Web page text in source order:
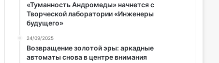
«Туманность Андромеды» начнется с
Творческой лаборатории «Инженеры
будущего»
24/09/2025
Возвращение золотой эры: аркадные
автоматы снова в центре внимания